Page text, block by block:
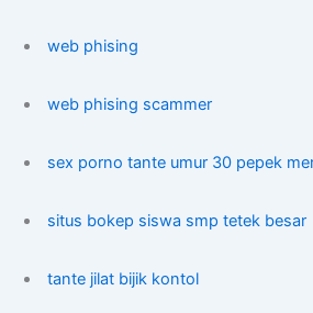
web phising
web phising scammer
sex porno tante umur 30 pepek
situs bokep siswa smp tetek besar
tante jilat bijik kontol